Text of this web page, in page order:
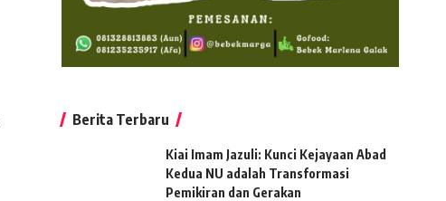
Berita Terbaru
Kiai Imam Jazuli: Kunci Kejayaan Abad
Kedua NU adalah Transformasi
Pemikiran dan Gerakan